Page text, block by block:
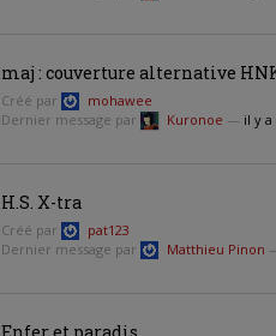
maj : couverture alternative
Créé par
mohawee
Dernier message par
Kuronoe — il y
H.S. X-tra
Créé par
pat123
Dernier message par
Matthieu Pinon
Enfer et paradis